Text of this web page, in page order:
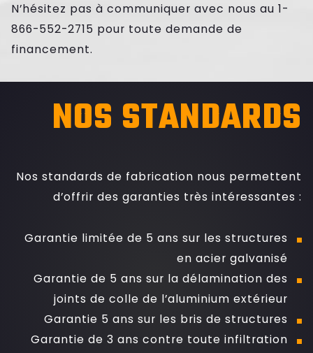
N’hésitez pas à communiquer avec nous au 1-
866-552-2715 pour toute demande de
financement.
NOS STANDARDS
Nos standards de fabrication nous permettent
d’offrir des garanties très intéressantes :
Garantie limitée de 5 ans sur les structures
en acier galvanisé
Garantie de 5 ans sur la délamination des
joints de colle de l’aluminium extérieur
Garantie 5 ans sur les bris de structures
Garantie de 3 ans contre toute infiltration